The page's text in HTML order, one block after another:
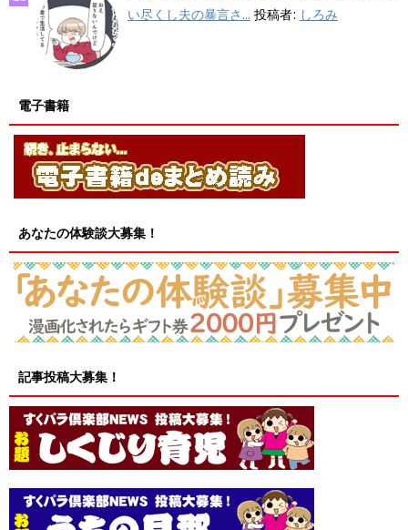
い尽くし夫の暴言さ... 投稿者: しろみ
電子書籍
あなたの体験談大募集！
記事投稿大募集！